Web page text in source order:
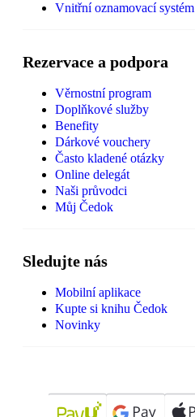
Vnitřní oznamovací systém
Rezervace a podpora
Věrnostní program
Doplňkové služby
Benefity
Dárkové vouchery
Často kladené otázky
Online delegát
Naši průvodci
Můj Čedok
Sledujte nás
Mobilní aplikace
Kupte si knihu Čedok
Novinky